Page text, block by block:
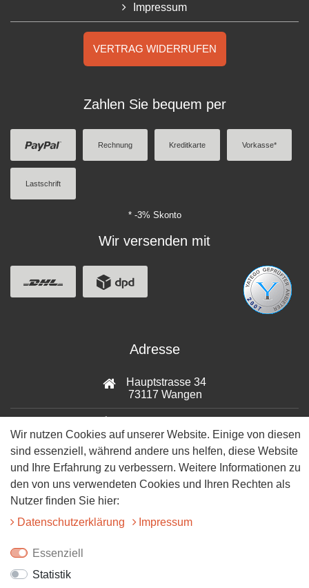
Impressum
VERTRAG WIDERRUFEN
Zahlen Sie bequem per
Rechnung Kreditkarte Vorkasse*
Lastschrift
* -3% Skonto
Wir versenden mit
Adresse
Hauptstrasse 34
73117 Wangen
info@tiervitalshop.de
Folgt uns auf Facebook
Folgt uns auf Instagram
Wir nutzen Cookies auf unserer Website. Einige von diesen
sind essenziell, während andere uns helfen, diese Website
und Ihre Erfahrung zu verbessern. Weitere Informationen zu
den von uns verwendeten Cookies und Ihren Rechten als
Nutzer finden Sie hier:
Daten­schutz­erklärung
Impressum
Essenziell
Statistik